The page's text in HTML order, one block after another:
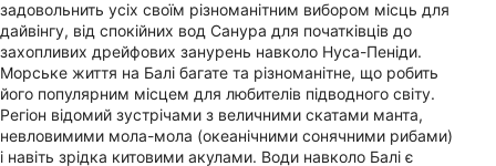
задовольнить усіх своїм різноманітним вибором місць для
дайвінгу, від спокійних вод Санура для початківців до
захопливих дрейфових занурень навколо Нуса-Пеніди.
Морське життя на Балі багате та різноманітне, що робить
його популярним місцем для любителів підводного світу.
Регіон відомий зустрічами з величними скатами манта,
невловимими мола-мола (океанічними сонячними рибами)
і навіть зрідка китовими акулами. Води навколо Балі є